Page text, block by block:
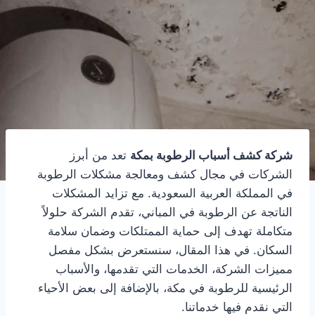
شركة كشف أسباب الرطوبة بمكة تعد من أبرز
الشركات في مجال كشف ومعالجة مشكلات الرطوبة
في المملكة العربية السعودية. مع تزايد المشكلات
الناتجة عن الرطوبة في المباني، تقدم الشركة حلولاً
متكاملة تهدف إلى حماية الممتلكات وضمان سلامة
السكان. في هذا المقال، سنستعرض بشكل مفصل
مميزات الشركة، الخدمات التي تقدمها، والأسباب
الرئيسية للرطوبة في مكة، بالإضافة إلى بعض الأحياء
التي نقدم فيها خدماتنا.